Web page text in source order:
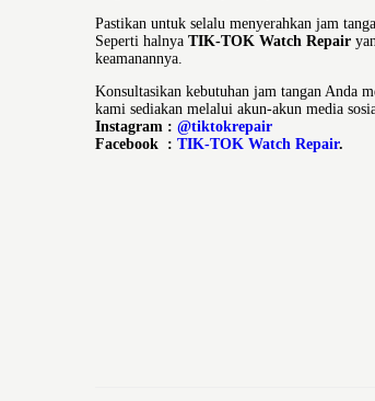
Pastikan untuk selalu menyerahkan jam
Seperti halnya TIK-TOK Watch Repair
keamanannya.
Konsultasikan kebutuhan jam tangan Anda
kami sediakan melalui akun-akun media
Instagram : @tiktokrepair
Facebook : TIK-TOK Watch Repair.